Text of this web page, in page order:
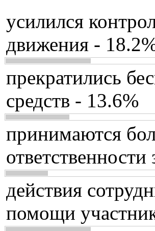
усилился
движения -
прекратились
средств - 13.6%
принимаются
действия
помощи